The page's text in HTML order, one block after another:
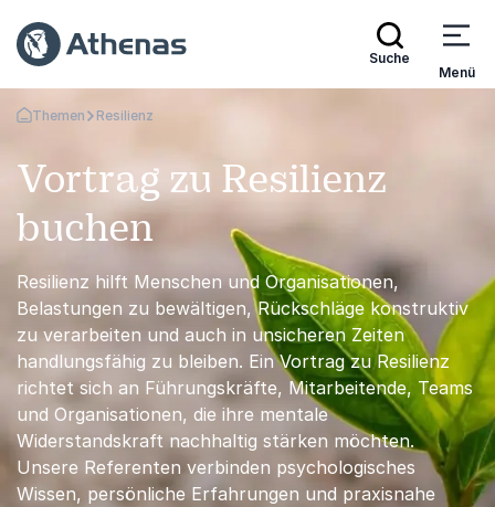
Suche
Menü
Zurück zur Startseite
Themen Resilienz
Vortrag zu Resilienz
buchen
Resilienz hilft Menschen und Organisationen,
Belastungen zu bewältigen, Rückschläge konstruktiv
zu verarbeiten und auch in unsicheren Zeiten
handlungsfähig zu bleiben. Ein Vortrag zu Resilienz
richtet sich an Führungskräfte, Mitarbeitende, Teams
und Organisationen, die ihre mentale
Widerstandskraft nachhaltig stärken möchten.
Unsere Referenten verbinden psychologisches
Wissen, persönliche Erfahrungen und praxisnahe